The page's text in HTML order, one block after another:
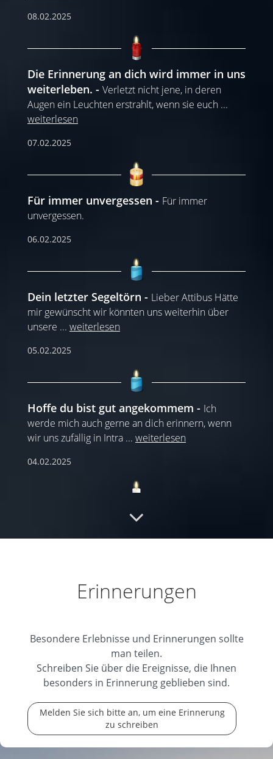
08.02.2025
Die Erinnerung an dich wird immer in uns
weiterleben.
Verletzt nicht jene, in deren
Augen ein Leuchten erstrahlt, wenn sie euch ...
weiterlesen
07.02.2025
Für immer unvergessen
Für immer
unvergessen.
06.02.2025
Dein letzter Segeltörn
Lieber Attibus Hätte
mir gewünscht wir könnten uns weiterhin über
unsere ... weiterlesen
05.02.2025
Hoffe du bist gut angekommem
Ich
werde mich auch gerne an dich erinnern, wenn
wir uns zufällig in Intra ... weiterlesen
04.02.2025
Ich habe es immer genossen
Andenken an Atti
Wir werden die amüsanten
Gespräche mit dir sehr vermissen. Lieber Atti,
...
Erinnerungen
Besondere Erlebnisse und Erinnerungen sollte
man teilen.
Schreiben Sie über die Ereignisse, die Ihnen
besonders in Erinnerung geblieben sind.
Melden Sie sich bitte an, um eine Erinnerung
zu schreiben